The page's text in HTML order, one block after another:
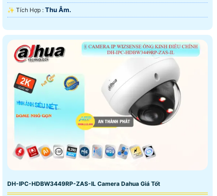
️✨ Tích Hợp : Thu Âm.
DH-IPC-HDBW3449RP-ZAS-IL Camera Dahua Giá Tốt